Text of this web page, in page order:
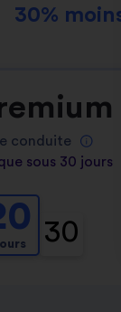
30%
conduite
sous 30 jours
30